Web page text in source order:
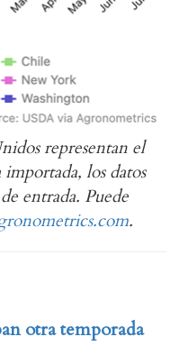
representan el
los datos
entrada. Puede
.
otra temporada